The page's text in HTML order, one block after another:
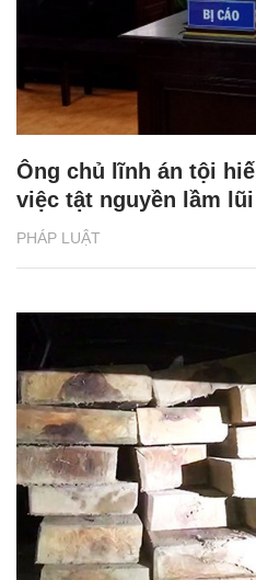
PHÁP LUẬT
Ông chủ lĩnh án tội
việc tật nguyền lầm